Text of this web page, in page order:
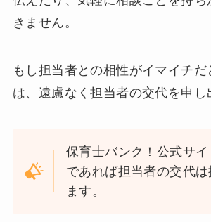
きません。
もし担当者との相性がイマイチだ
は、遠慮なく担当者の交代を申し
保育士バンク！公式サ
であれば担当者の交代
ます。